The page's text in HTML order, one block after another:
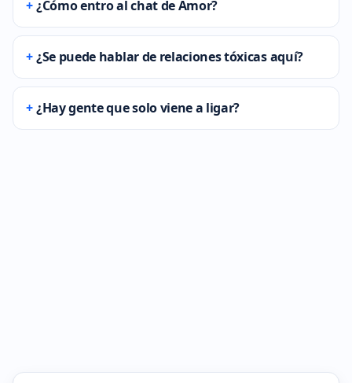
¿Cómo entro al chat de Amor?
¿Se puede hablar de relaciones tóxicas aquí?
¿Hay gente que solo viene a ligar?